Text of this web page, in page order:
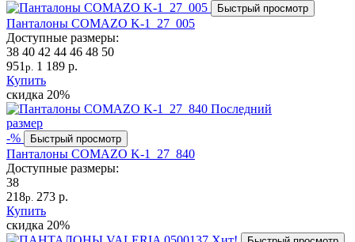
Быстрый просмотр
Панталоны COMAZO K-1_27_005
Доступные размеры:
38 40 42 44 46 48 50
951 р. 1 189 р.
Купить
скидка 20%
Последний
размер
-%
Быстрый просмотр
Панталоны COMAZO K-1_27_840
Доступные размеры:
38
218р. 273 р.
Купить
скидка 20%